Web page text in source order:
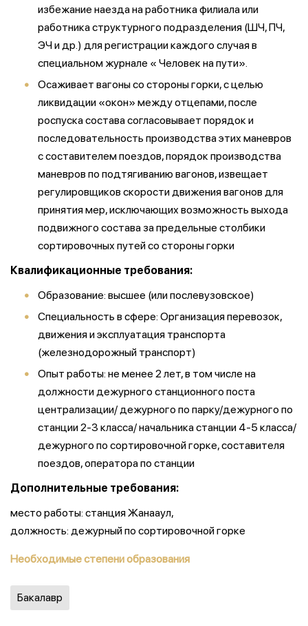
избежание наезда на работника филиала или
работника структурного подразделения (ШЧ, ПЧ,
ЭЧ и др.) для регистрации каждого случая в
специальном журнале « Человек на пути».
Осаживает вагоны со стороны горки, с целью
ликвидации «окон» между отцепами, после
роспуска состава согласовывает порядок и
последовательность производства этих маневров
с составителем поездов, порядок производства
маневров по подтягиванию вагонов, извещает
регулировщиков скорости движения вагонов для
принятия мер, исключающих возможность выхода
подвижного состава за предельные столбики
сортировочных путей со стороны горки
Квалификационные требования:
Образование: высшее (или послевузовское)
Специальность в сфере: Организация перевозок,
движения и эксплуатация транспорта
(железнодорожный транспорт)
Опыт работы: не менее 2 лет, в том числе на
должности дежурного станционного поста
централизации/ дежурного по парку/дежурного по
станции 2-3 класса/ начальника станции 4-5 класса/
дежурного по сортировочной горке, составителя
поездов, оператора по станции
Дополнительные требования:
место работы: станция Жанааул,
должность: дежурный по сортировочной горке
Необходимые степени образования
Бакалавр